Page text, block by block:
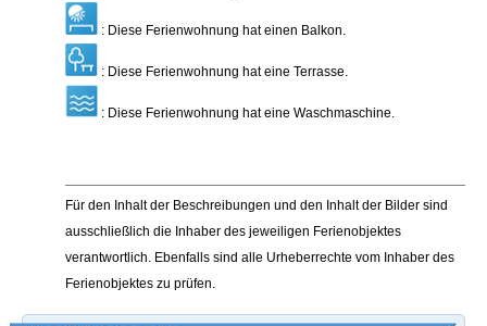
: Diese Ferienwohnung hat einen Balkon.
: Diese Ferienwohnung hat eine Terrasse.
: Diese Ferienwohnung hat eine Waschmaschine.
Für den Inhalt der Beschreibungen und den Inhalt der Bilder sind
ausschließlich die Inhaber des jeweiligen Ferienobjektes
verantwortlich. Ebenfalls sind alle Urheberrechte vom Inhaber des
Ferienobjektes zu prüfen.